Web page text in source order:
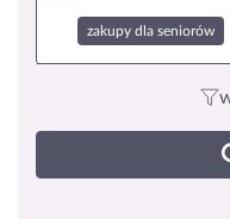
zakupy dla seniorów